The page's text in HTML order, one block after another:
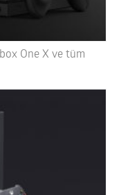
One X ve tüm